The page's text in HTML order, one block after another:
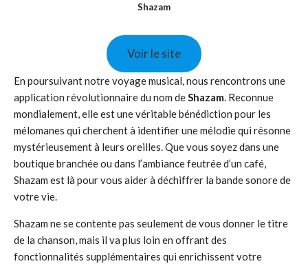
Shazam
Voir le site
En poursuivant notre voyage musical, nous rencontrons une
application révolutionnaire du nom deShazam. Reconnue
mondialement, elle est une véritable bénédiction pour les
mélomanes qui cherchent à identifier une mélodie qui résonne
mystérieusement à leurs oreilles. Que vous soyez dans une
boutique branchée ou dans l’ambiance feutrée d’un café,
Shazam est là pour vous aider à déchiffrer la bande sonore de
votre vie.
Shazam ne se contente pas seulement de vous donner le titre
de la chanson, mais il va plus loin en offrant des
fonctionnalités supplémentaires qui enrichissent votre